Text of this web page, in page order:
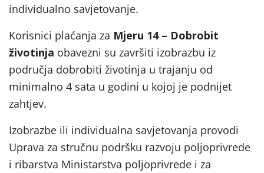
individualno savjetovanje.
Korisnici plaćanja za Mjeru 14 – Dobrobit
životinja obavezni su završiti izobrazbu iz
područja dobrobiti životinja u trajanju od
minimalno 4 sata u godini u kojoj je podnijet
zahtjev.
Izobrazbe ili individualna savjetovanja provodi
Uprava za stručnu podršku razvoju poljoprivrede
i ribarstva Ministarstva poljoprivrede i za